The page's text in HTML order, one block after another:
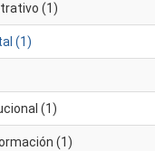
(1)
(1)
(1)
(1)